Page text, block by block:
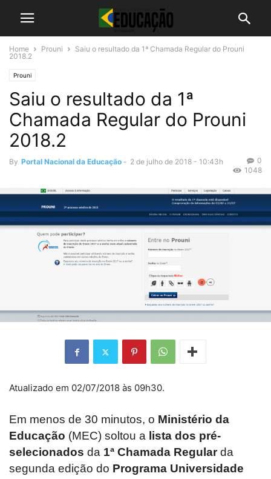
Home Prouni
Saiu o resultado da 1ª Chamada Regular do Prouni
2018.2
Prouni
Saiu o resultado da 1ª
Chamada Regular do Prouni
2018.2
By Portal Nacional da Educação - 2 de julho de 2018 - 10:43h
0
1048
Atualizado em 02/07/2018 às 09h30.
Em menos de 30 minutos, o Ministério da
Educação (MEC) soltou a lista dos pré-
selecionados da 1ª Chamada Regularda
segunda edição do Programa Universidade